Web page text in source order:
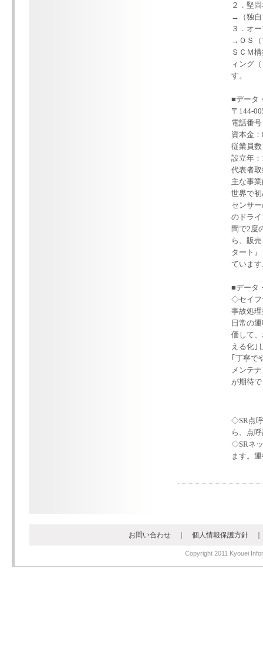
２．堅
→（独自
３．オ
→ＯＳ（
ＳＣＭ
ィング
す。
■データ
〒144-
電話番
資本金
従業員
設立年
代表者
主な事
世界で
センサ
のドラ
間で2度
ら、販
タート
ていま
■データ
◇セイフ
事故処
日常の
価して
える化｣
｢丁寧で
メンテ
が期待
◇SR点
ら、点
◇SRネ
ます。
お問い合わせ｜ 個人情報保護方針
Copyright 2011 Kyouei